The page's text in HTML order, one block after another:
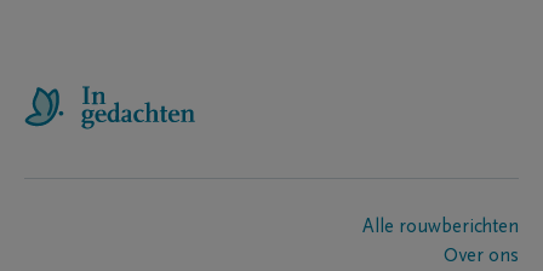
Alle rouwberichten
Over ons